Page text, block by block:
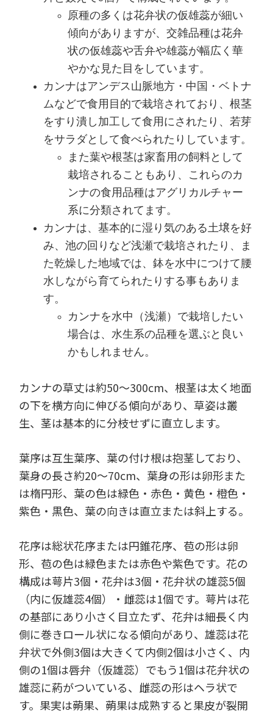
原種の多くは花弁状の仮雄蕊が細い
傾向がありますが、交雑品種は花弁
状の仮雄蕊や舌弁や雄蕊が幅広く華
やかな見た目をしています。
カンナはアンデス山脈地方・中国・ベトナ
ムなどで食用目的で栽培されており、根茎
をすり潰し加工して食用にされたり、若芽
をサラダとして食べられたりしています。
また葉や根茎は家畜用の飼料として
栽培されることもあり、これらのカ
ンナの食用品種はアグリカルチャー
系に分類されてます。
カンナは、基本的に湿り気のある土壌を好
み、池の回りなど浅瀬で栽培されたり、ま
た乾燥した地域では、鉢を水中につけて腰
水しながら育てられたりする事もありま
す。
カンナを水中（浅瀬）で栽培したい
場合は、水生系の品種を選ぶと良い
かもしれません。
カンナの草丈は約50～300cm、根茎は太く地面
の下を横方向に伸びる傾向があり、草姿は叢
生、茎は基本的に分枝せずに直立します。
葉序は互生葉序、葉の付け根は抱茎しており、
葉身の長さ約20～70cm、葉身の形は卵形また
は楕円形、葉の色は緑色・赤色・黄色・橙色・
紫色・黒色、葉の向きは直立または斜上する。
花序は総状花序または円錐花序、苞の形は卵
形、苞の色は緑色または赤色や紫色です。花の
構成は萼片3個・花弁は3個・花弁状の雄蕊5個
（内に仮雄蕊4個）・雌蕊は1個です。萼片は花
の基部にあり小さく目立たず、花弁は細長く内
側に巻きロール状になる傾向があり、雄蕊は花
弁状で外側3個は大きくて内側2個は小さく、内
側の1個は唇弁（仮雄蕊）でもう1個は花弁状の
雄蕊に葯がついている、雌蕊の形はヘラ状で
す。果実は蒴果、蒴果は成熟すると果皮が裂開